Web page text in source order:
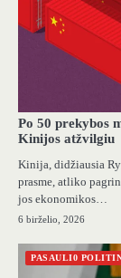
Po 50 prekybos
Kinijos atžvilgiu
Kinija, didžiausia
prasme, atliko
jos ekonomikos…
6 birželio, 2026
PASAULI0